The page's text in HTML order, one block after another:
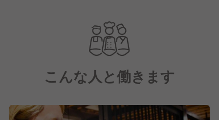
溢れるアットホームな雰囲気です。また、ご来店され
るお客様は、宴会や女子会、仕事帰りの一杯など、幅
広い用途でご利用いただいています。
今後も多くのお客様にご支持いただけるように、お店
の戦力強化を図るために採用に注力中です！
こんな人と働きます